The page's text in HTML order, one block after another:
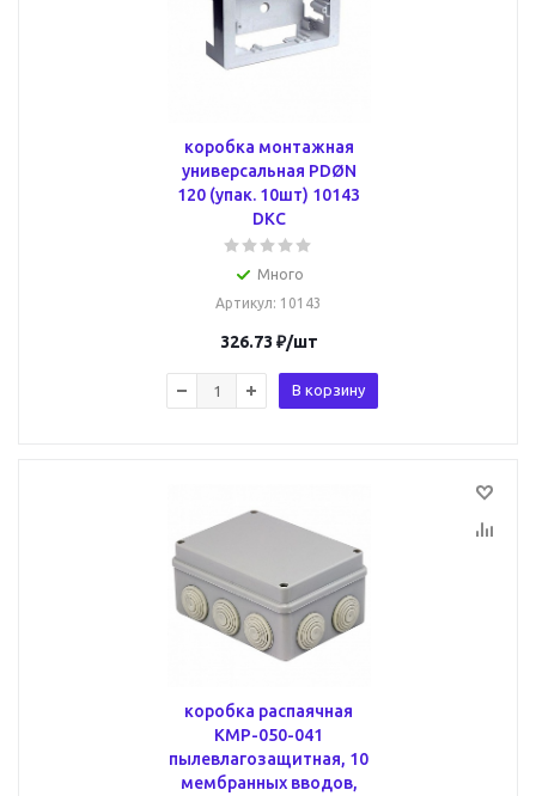
коробка монтажная
универсальная PDØN
120 (упак. 10шт) 10143
DKC
Много
Артикул: 10143
326.73 ₽/шт
В корзину
коробка распаячная
КМР-050-041
пылевлагозащитная, 10
мембранных вводов,